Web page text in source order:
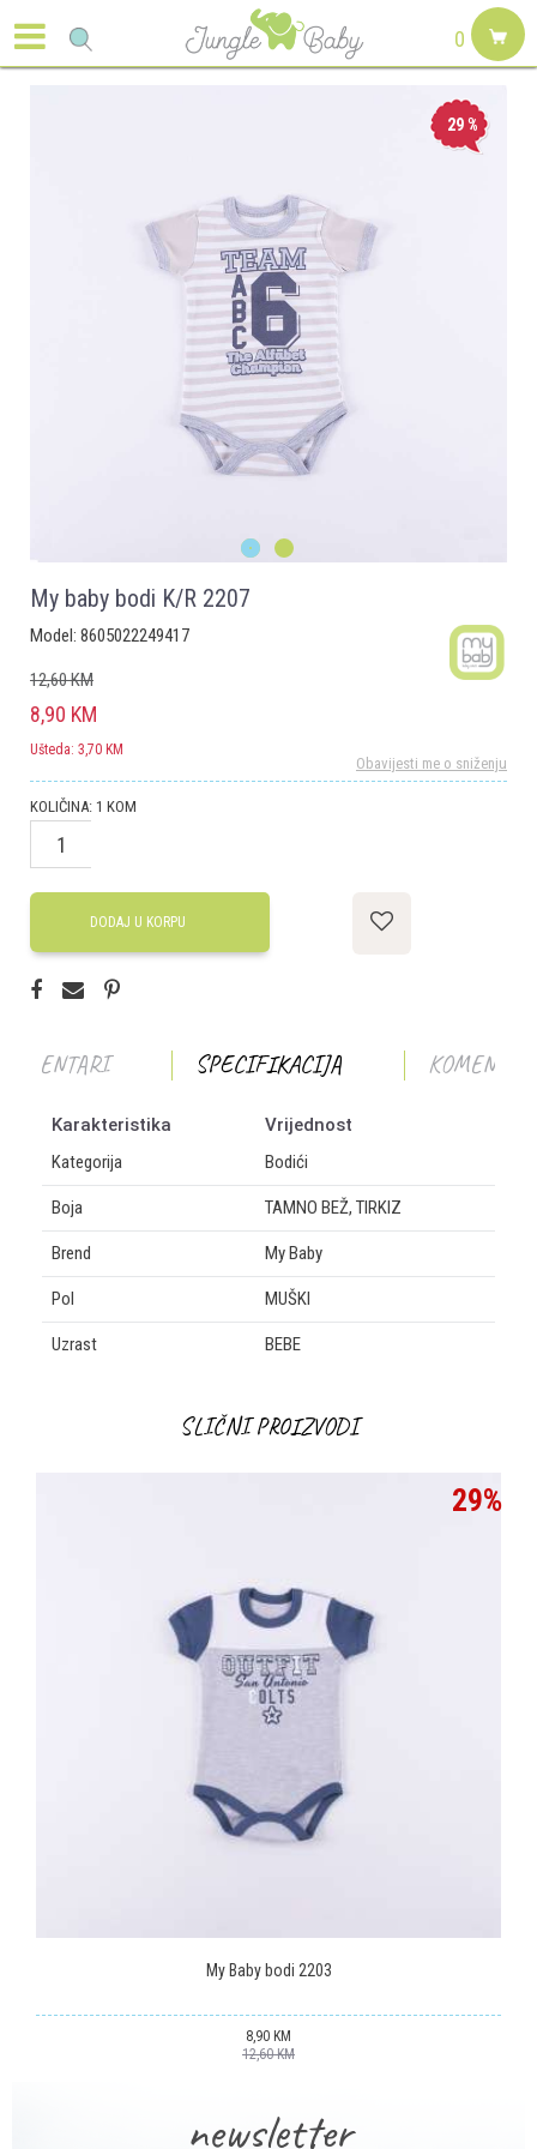
0
1
29 %
My baby bodi K/R 2207
Model: 8605022249417
12,60KM
8,90 KM
Ušteda: 3,70 KM
Obavijesti me o sniženju
KOLIČINA: 1 KOM
DODAJ U KORPU
SPECIFIKACIJA
Karakteristika
Vrijednost
Kategorija
Bodići
Boja TAMNO BEŽ, TIRKIZ
Brend My Baby
Pol MUŠKI
Uzrast BEBE
POŠALJI
SLIČNI PROIZVODI
29%
My Baby bodi 2203
8,90 KM
12,60KM
newsletter